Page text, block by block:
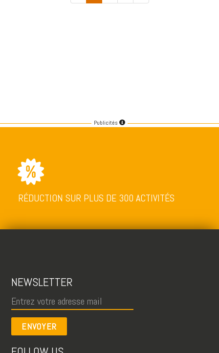
Publicités
RÉDUCTION SUR PLUS DE 300 ACTIVITÉS
NEWSLETTER
ENVOYER